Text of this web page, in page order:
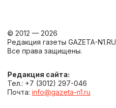
© 2012 — 2026
Редакция газеты GAZETA-N1.RU
Все права защищены.
Редакция сайта:
Тел.: +7 (3012) 297-046
Почта: info@gazeta-n1.ru